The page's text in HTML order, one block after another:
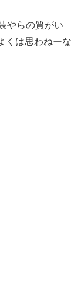
やらの質がい
くは思わねーな